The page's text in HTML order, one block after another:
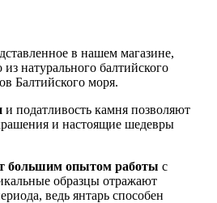
в нашем магазине,
натурального балтийского
Балтийского моря.
и податливость камня позволяют
и настоящие шедевры
большим опытом работы с
образцы отражают
ведь янтарь способен